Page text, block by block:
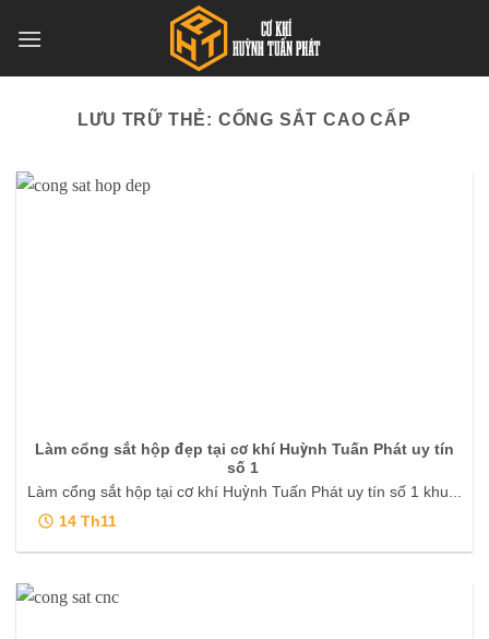
qua
LƯU TRỮ THẺ: CỔNG SẮT CAO CẤP
Làm cổng sắt hộp đẹp tại cơ khí Huỳnh Tuấn Phát uy tín
số 1
Làm cổng sắt hộp tại cơ khí Huỳnh Tuấn Phát uy tín số 1 khu...
14 Th11